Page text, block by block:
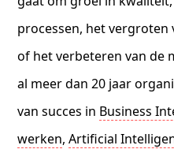
processen, het
of het verbeteren van de
al meer dan 20 jaar
van succes in Business
werken,Artificial